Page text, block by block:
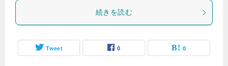
続きを読む
Tweet 0 0